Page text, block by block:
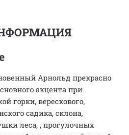
Арнольд прекрасно
акцента при
горки, верескового,
садика, склона,
леса, , прогулочных